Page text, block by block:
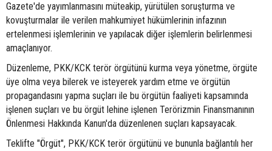
Gazete'de yayımlanmasını müteakip, yürütülen soruşturma ve
kovuşturmalar ile verilen mahkumiyet hükümlerinin infazının
ertelenmesi işlemlerinin ve yapılacak diğer işlemlerin belirlenmesi
amaçlanıyor.
Düzenleme, PKK/KCK terör örgütünü kurma veya yönetme, örgüte
üye olma veya bilerek ve isteyerek yardım etme ve örgütün
propagandasını yapma suçları ile bu örgütün faaliyeti kapsamında
işlenen suçları ve bu örgüt lehine işlenen Terörizmin Finansmanının
Önlenmesi Hakkında Kanun'da düzenlenen suçları kapsayacak.
Teklifte "Örgüt", PKK/KCK terör örgütünü ve bununla bağlantılı her